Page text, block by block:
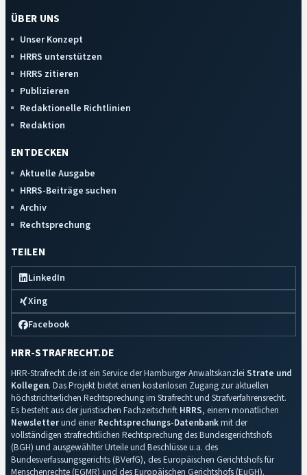
ÜBER UNS
Unser Konzept
HRRS unterstützen
HRRS zitieren
Publizieren
Redaktionelle Richtlinien
Redaktion
ENTDECKEN
Aktuelle Ausgabe
HRRS-Beiträge suchen
Archiv
Rechtsprechung
TEILEN
LinkedIn
Xing
Facebook
HRR-STRAFRECHT.DE
HRR-Strafrecht.de ist ein Service der Hamburger Anwaltskanzlei Strate und
Kollegen. Das Projekt bietet einen kostenlosen Zugang zur aktuellen
höchstrichterlichen Rechtsprechung im Strafrecht und Strafverfahrensrecht.
Es besteht aus der juristischen Fachzeitschrift HRRS, einem monatlichen
Newsletterund einerRechtsprechungs-Datenbankmit der
vollständigen strafrechtlichen Rechtsprechung des Bundesgerichtshofs
(BGH) und ausgewählter Urteile und Beschlüsse u.a. des
Bundesverfassungsgerichts (BVerfG), des Europäischen Gerichtshofs für
Menschenrechte (EGMR) und des Europäischen Gerichtshofs (EuGH).